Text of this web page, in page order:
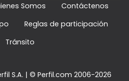
Somos
Contáctenos
Reglas de participación
Tránsito
S.A. | © Perfil.com 2006-2026